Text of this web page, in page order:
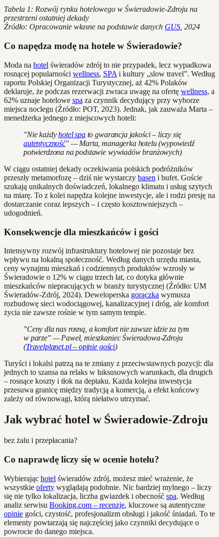
Tabela 1: Rozwój rynku hotelowego w Świeradowie-Zdroju na
przestrzeni ostatniej dekady
Źródło: Opracowanie własne na podstawie danych GUS , 2024
Co napędza modę na hotele w Świeradowie?
Moda na hotel świeradów zdrój to nie przypadek, lecz wypadkowa
rosnącej popularności wellness, SPA i kultury „slow travel”. Według
raportu Polskiej Organizacji Turystycznej, aż 42% Polaków
deklaruje, że podczas rezerwacji zwraca uwagę na ofertę wellness, a
62% uznaje hotelowe spa za czynnik decydujący przy wyborze
miejsca noclegu (Źródło: POT, 2023). Jednak, jak zauważa Marta –
menedżerka jednego z miejscowych hoteli:
"Nie każdyhotel spato gwarancja jakości – liczy się
autentyczność" — Marta, managerka hotelu (wypowiedź
potwierdzona na podstawie wywiadów branżowych)
W ciągu ostatniej dekady oczekiwania polskich podróżników
przeszły metamorfozę – dziś nie wystarczy basen i bufet. Goście
szukają unikalnych doświadczeń, lokalnego klimatu i usług szytych
na miarę. To z kolei napędza kolejne inwestycje, ale i rodzi presję na
dostarczanie coraz lepszych – i często kosztowniejszych –
udogodnień.
Konsekwencje dla mieszkańców i gości
Intensywny rozwój infrastruktury hotelowej nie pozostaje bez
wpływu na lokalną społeczność. Według danych urzędu miasta,
ceny wynajmu mieszkań i codziennych produktów wzrosły w
Świeradowie o 12% w ciągu trzech lat, co dotyka głównie
mieszkańców niepracujących w branży turystycznej (Źródło: UM
Świeradów-Zdrój, 2024). Deweloperska gorączka wymusza
rozbudowę sieci wodociągowej, kanalizacyjnej i dróg, ale komfort
życia nie zawsze rośnie w tym samym tempie.
"Ceny dla nas rosną, a komfort nie zawsze idzie za tym
w parze" — Paweł, mieszkaniec Świeradowa-Zdroju
(Travelplanet.pl – opinie gości)
Turyści i lokalsi patrzą na te zmiany z przeciwstawnych pozycji: dla
jednych to szansa na relaks w luksusowych warunkach, dla drugich
– rosnące koszty i tłok na deptaku. Każda kolejna inwestycja
przesuwa granicę między tradycją a komercją, a efekt końcowy
zależy od równowagi, którą niełatwo utrzymać.
Jak wybrać hotel w Świeradowie-Zdroju
bez żalu i przepłacania?
Co naprawdę liczy się w ocenie hotelu?
Wybierając hotel świeradów zdrój, możesz mieć wrażenie, że
wszystkie oferty wyglądają podobnie. Nic bardziej mylnego – liczy
się nie tylko lokalizacja, liczba gwiazdek i obecność spa. Według
analiz serwisu Booking.com – recenzje, kluczowe są autentyczne
opinie gości, czystość, profesjonalizm obsługi i jakość śniadań. To te
elementy powtarzają się najczęściej jako czynniki decydujące o
powrocie do danego miejsca.